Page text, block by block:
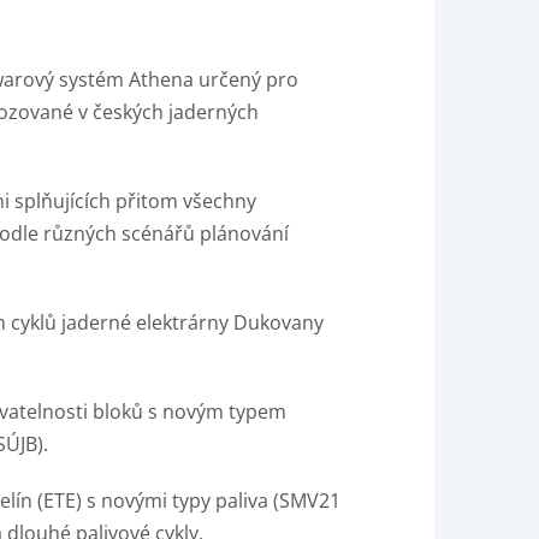
systém Athena určený pro
v českých jaderných
splňujících přitom všechny
různých scénářů plánování
jaderné elektrárny Dukovany
bloků s novým typem
(ETE) s novými typy paliva (SMV21
palivové cykly.